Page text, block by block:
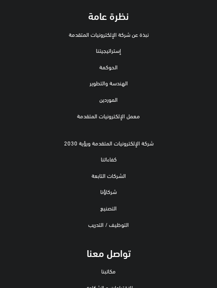
نظرة عامة
نبذة عن شركة الإلكترونيات المتقدمة
إستراتيجيتنا
الحوكمة
الهندسة والتطوير
الموردين
معمل الإلكترونيات المتقدمة
شركة الإلكترونيات المتقدمة ورؤية 2030
كفاءاتنا
الشركات التابعة
شركاؤنا
التصنيع
التوظيف / التدريب
تواصل معنا
مكاتبنا